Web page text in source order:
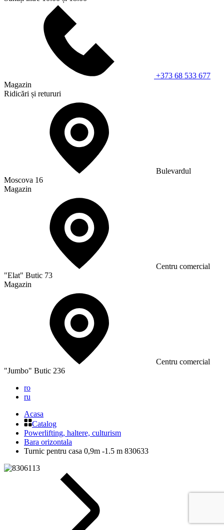
+373 68 533 677
Magazin
Ridicări și retururi
Bulevardul
Moscova 16
Magazin
Сentru comercial
"Elat" Butic 73
Magazin
Сentru comercial
"Jumbo" Butic 236
ro
ru
Acasa
Catalog
Powerlifting, haltere, culturism
Bara orizontala
Turnic pentru casa 0,9m -1.5 m 830633